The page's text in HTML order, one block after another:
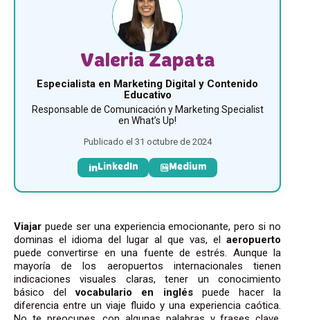
Valeria Zapata
Especialista en Marketing Digital y Contenido
Educativo
Responsable de Comunicación y Marketing Specialist
en What’s Up!
Publicado el 31 octubre de 2024
LinkedIn Medium
Viajar puede ser una experiencia emocionante, pero si no
dominas el idioma del lugar al que vas, el aeropuerto
puede convertirse en una fuente de estrés. Aunque la
mayoría de los aeropuertos internacionales tienen
indicaciones visuales claras, tener un conocimiento
básico delvocabulario en ingléspuede hacer la
diferencia entre un viaje fluido y una experiencia caótica.